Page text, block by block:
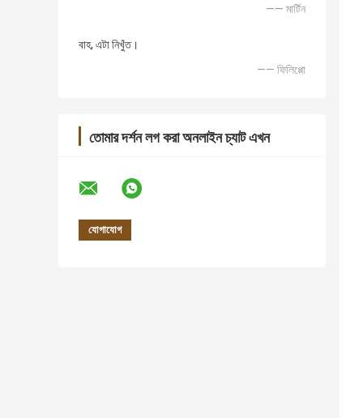
—— মার্টিন
বাহ, এটা নিখুঁত।
—— ফিলিপ্পো
তোমার দর্শন লগ করা অনলাইন চ্যাট এখন